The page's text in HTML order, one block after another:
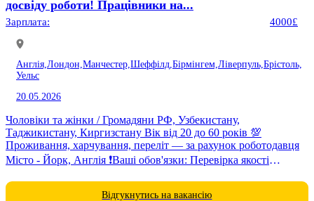
досвіду роботи! Працівники на...
Зарплата: 4000£
Англія, Лондон, Манчестер, Шеффілд, Бірмінгем, Ліверпуль, Брістоль,
Уельс
20.05.2026
Чоловіки та жінки / Громадяни РФ, Узбекистану,
Таджикистану, Киргизстану Вік від 20 до 60 років 💯
Проживання, харчування, переліт — за рахунок роботодавця
Місто - Йорк, Англія ❗️Ваші обов'язки: Перевірка якості
Відгукнутись на вакансію